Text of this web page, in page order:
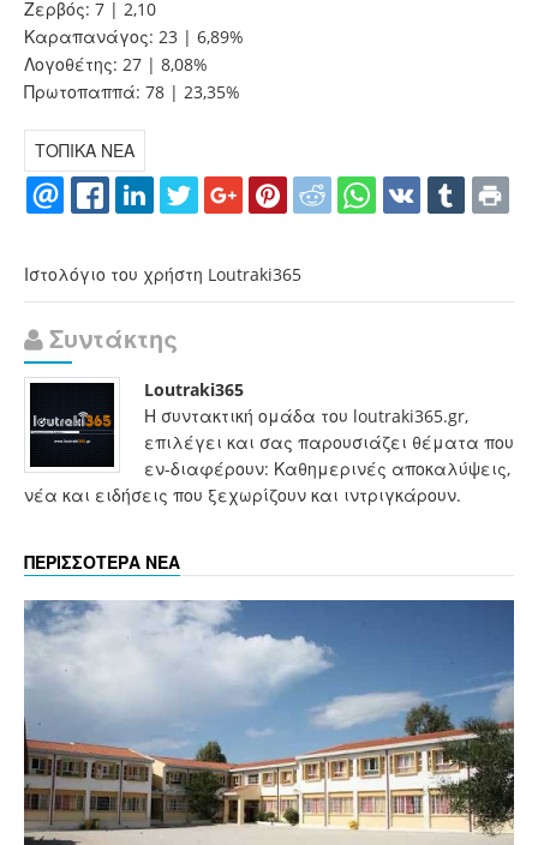
Ζερβός: 7 | 2,10
Καραπανάγος: 23 | 6,89%
Λογοθέτης: 27 | 8,08%
Πρωτοπαππά: 78 | 23,35%
ΤΟΠΙΚΑ ΝΕΑ
Ιστολόγιο του χρήστη Loutraki365
Συντάκτης
Loutraki365
Η συντακτική ομάδα του loutraki365.gr,
επιλέγει και σας παρουσιάζει θέματα που
εν-διαφέρουν: Καθημερινές αποκαλύψεις,
νέα και ειδήσεις που ξεχωρίζουν και ιντριγκάρουν.
ΠΕΡΙΣΣΟΤΕΡΑ ΝΕΑ